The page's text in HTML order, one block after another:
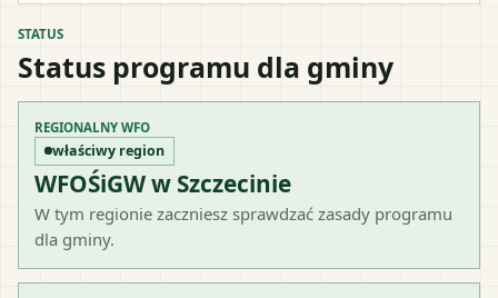
STATUS
Status programu dla gminy
REGIONALNY WFO
właściwy region
WFOŚiGW w Szczecinie
W tym regionie zaczniesz sprawdzać zasady programu
dla gminy.